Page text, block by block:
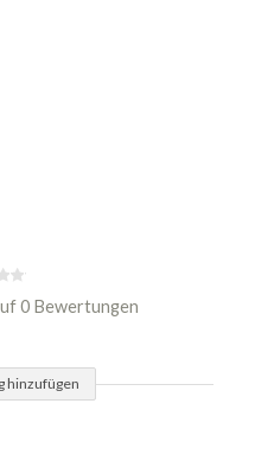
0 Bewertungen
hinzufügen